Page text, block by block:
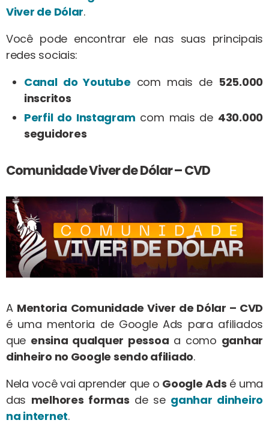
Viver de Dólar.
Você pode encontrar ele nas suas principais
redes sociais:
Canal do Youtube com mais de 525.000
inscritos
Perfil do Instagram com mais de 430.000
seguidores
Comunidade Viver de Dólar – CVD
A Mentoria Comunidade Viver de Dólar – CVD
é uma mentoria de Google Ads para afiliados
que ensina qualquer pessoa a como ganhar
dinheiro no Google sendo afiliado.
Nela você vai aprender que o Google Ads é uma
das melhores formas de se ganhar dinheiro
na internet.